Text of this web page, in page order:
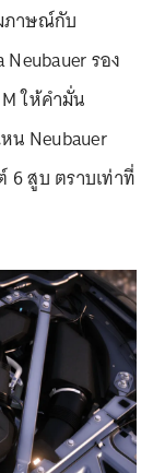
ภาษณ์กับ
รอง
ให้คำมั่น
น Neubauer
6 สูบ ตราบเท่าที่